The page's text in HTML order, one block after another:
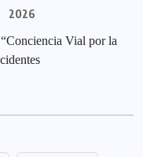
2026
Vial por la